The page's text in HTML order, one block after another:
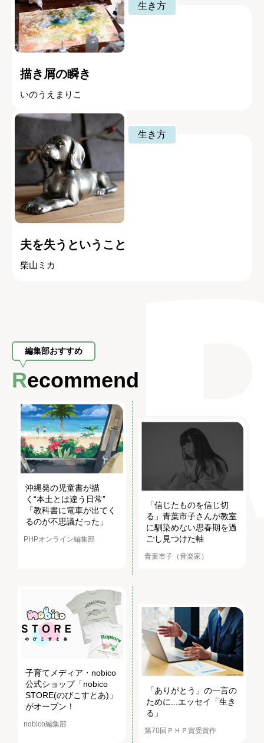
生き方
描き屑の瞬き
いのうえまりこ
生き方
夫を失うということ
柴山ミカ
編集部おすすめ
Recommend
沖縄発の児童書が描
く“本土とは違う日常”
「教科書に電車が出てく
るのが不思議だった」
PHPオンライン編集部
「信じたものを信じ切
る」青葉市子さんが教室
に馴染めない思春期を過
ごし見つけた軸
青葉市子（音楽家）
子育てメディア・nobico
公式ショップ「nobico
STORE(のびこすとあ)」
がオープン！
nobico編集部
「ありがとう」の一言の
ために...エッセイ「生き
る」
第70回ＰＨＰ賞受賞作